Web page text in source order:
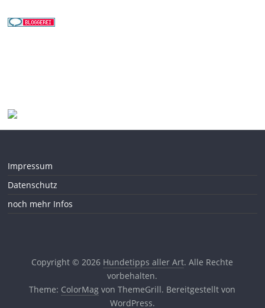
Impressum
Datenschutz
noch mehr Infos
Copyright © 2026 Hundetipps aller Art. Alle Rechte
vorbehalten.
Theme: ColorMag von ThemeGrill. Bereitgestellt von
WordPress.